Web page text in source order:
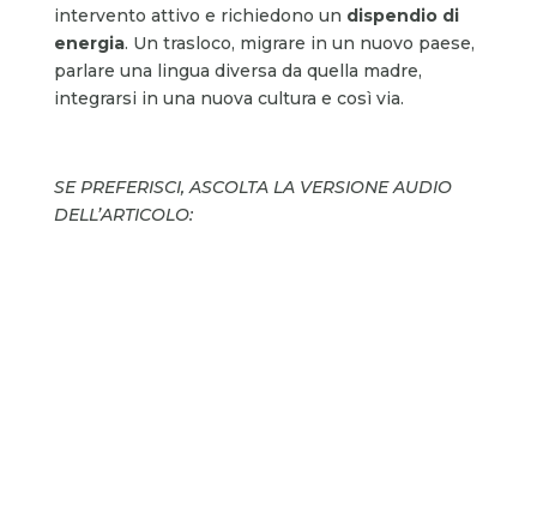
intervento attivo e richiedono un dispendio di
energia. Un trasloco, migrare in un nuovo paese,
parlare una lingua diversa da quella madre,
integrarsi in una nuova cultura e così via.
SE PREFERISCI, ASCOLTA LA VERSIONE AUDIO
DELL’ARTICOLO: